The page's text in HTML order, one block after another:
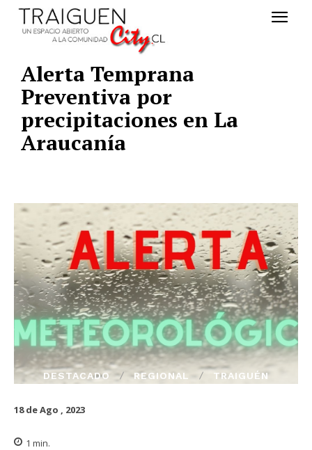
Alerta Temprana
Preventiva por
precipitaciones en La
Araucanía
DESTACADO REGIONAL TRAIGUÉN
18 de Ago , 2023
1 min.